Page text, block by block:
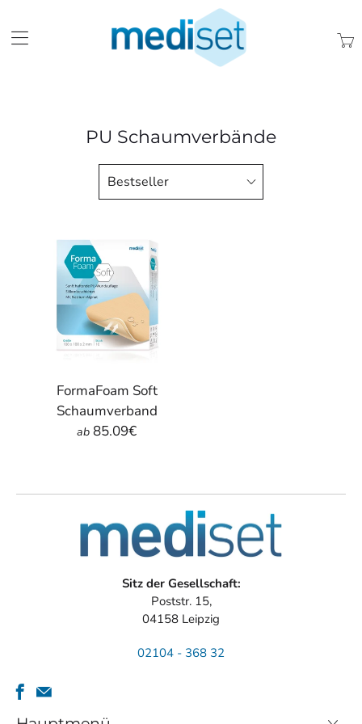
PU Schaumverbände
FormaFoam Soft
Schaumverband
ab 85.09€
Sitz der Gesellschaft:
Poststr. 15,
04158 Leipzig
02104 - 368 32